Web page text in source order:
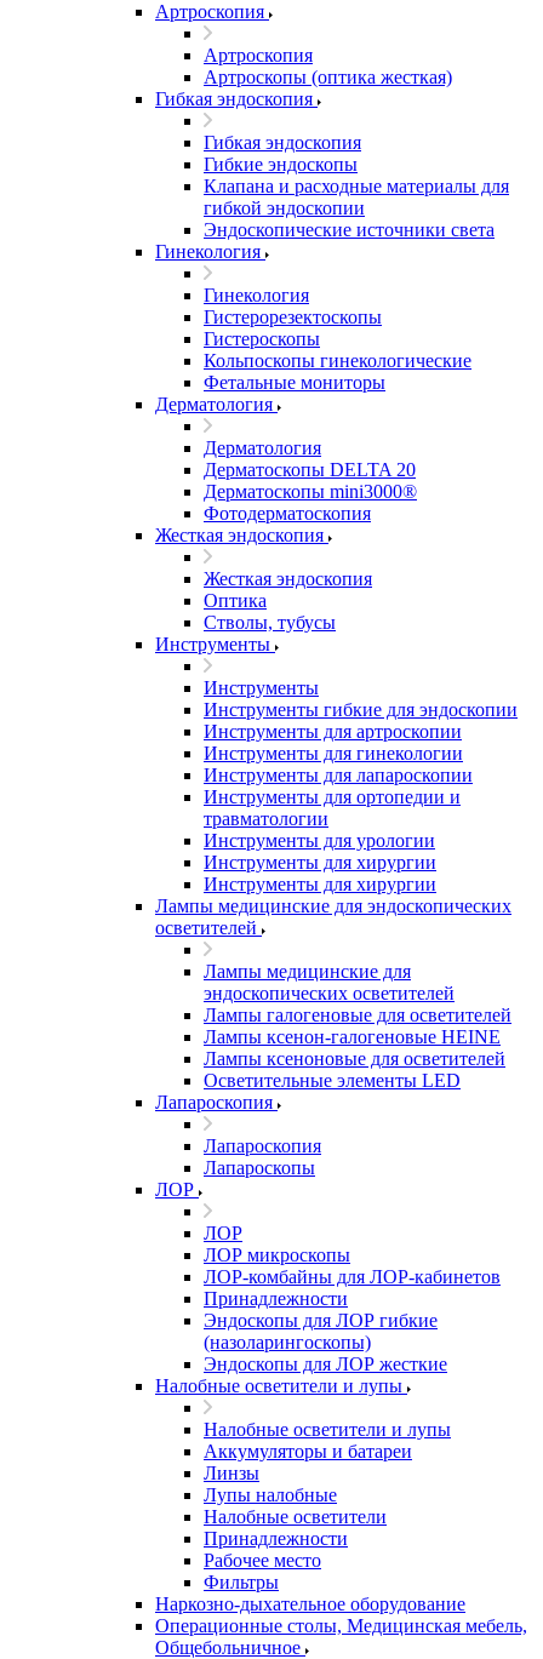
Артроскопия
Артроскопия
Артроскопы (оптика жесткая)
Гибкая эндоскопия
Гибкая эндоскопия
Гибкие эндоскопы
Клапана и расходные материалы для
гибкой эндоскопии
Эндоскопические источники света
Гинекология
Гинекология
Гистерорезектоскопы
Гистероскопы
Кольпоскопы гинекологические
Фетальные мониторы
Дерматология
Дерматология
Дерматоскопы DELTA 20
Дерматоскопы mini3000®
Фотодерматоскопия
Жесткая эндоскопия
Жесткая эндоскопия
Оптика
Стволы, тубусы
Инструменты
Инструменты
Инструменты гибкие для эндоскопии
Инструменты для артроскопии
Инструменты для гинекологии
Инструменты для лапароскопии
Инструменты для ортопедии и
травматологии
Инструменты для урологии
Инструменты для хирургии
Инструменты для хирургии
Лампы медицинские для эндоскопических
осветителей
Лампы медицинские для
эндоскопических осветителей
Лампы галогеновые для осветителей
Лампы ксенон-галогеновые HEINE
Лампы ксеноновые для осветителей
Осветительные элементы LED
Лапароскопия
Лапароскопия
Лапароскопы
ЛОР
ЛОР
ЛОР микроскопы
ЛОР-комбайны для ЛОР-кабинетов
Принадлежности
Эндоскопы для ЛОР гибкие
(назоларингоскопы)
Эндоскопы для ЛОР жесткие
Налобные осветители и лупы
Налобные осветители и лупы
Аккумуляторы и батареи
Линзы
Лупы налобные
Налобные осветители
Принадлежности
Рабочее место
Фильтры
Наркозно-дыхательное оборудование
Операционные столы, Медицинская мебель,
Общебольничное